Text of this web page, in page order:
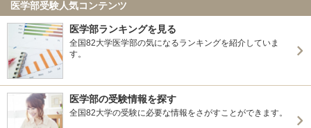
医学部受験人気コンテンツ
医学部ランキングを見る
全国82大学医学部の気になるランキングを紹介していま
す。
医学部の受験情報を探す
全国82大学の受験に必要な情報をさがすことができます。